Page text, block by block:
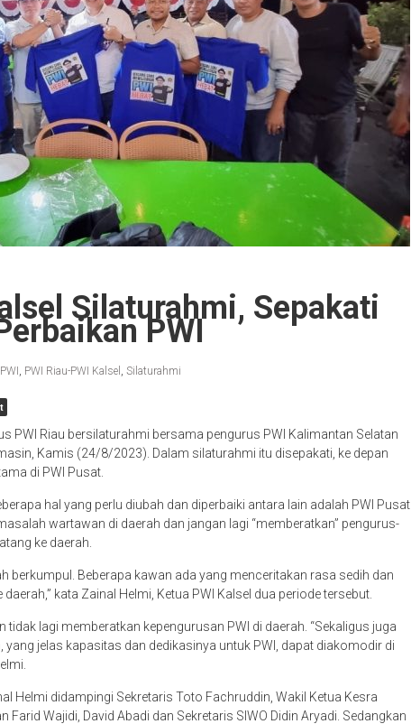
Silaturahmi, Sepakati
PWI
PWI , PWI Riau-PWI Kalsel , Silaturahmi
PWI Riau bersilaturahmi bersama pengurus PWI Kalimantan Selatan
Kamis (24/8/2023). Dalam silaturahmi itu disepakati, ke depan
di PWI Pusat.
hal yang perlu diubah dan diperbaiki antara lain adalah PWI Pusat
wartawan di daerah dan jangan lagi “memberatkan” pengurus-
ke daerah.
berkumpul. Beberapa kawan ada yang menceritakan rasa sedih dan
kata Zainal Helmi, Ketua PWI Kalsel dua periode tersebut.
tidak lagi memberatkan kepengurusan PWI di daerah. “Sekaligus juga
yang jelas kapasitas dan dedikasinya untuk PWI, dapat diakomodir di
Helmi didampingi Sekretaris Toto Fachruddin, Wakil Ketua Kesra
Wajidi, David Abadi dan Sekretaris SIWO Didin Aryadi. Sedangkan